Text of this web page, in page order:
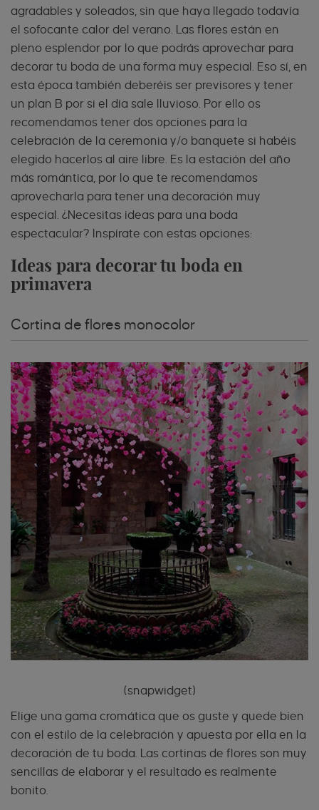
agradables y soleados, sin que haya llegado todavía
el sofocante calor del verano. Las flores están en
pleno esplendor por lo que podrás aprovechar para
decorar tu boda de una forma muy especial. Eso sí, en
esta época también deberéis ser previsores y tener
un plan B por si el día sale lluvioso. Por ello os
recomendamos tener dos opciones para la
celebración de la ceremonia y/o banquete si habéis
elegido hacerlos al aire libre. Es la estación del año
más romántica, por lo que te recomendamos
aprovecharla para tener una decoración muy
especial. ¿Necesitas ideas para una boda
espectacular? Inspírate con estas opciones:
Ideas para decorar tu boda en
primavera
Cortina de flores monocolor
(snapwidget)
Elige una gama cromática que os guste y quede bien
con el estilo de la celebración y apuesta por ella en la
decoración de tu boda. Las cortinas de flores son muy
sencillas de elaborar y el resultado es realmente
bonito.